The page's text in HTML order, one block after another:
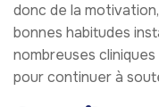
donc de la
bonnes habitudes
nombreuses
pour continuer à